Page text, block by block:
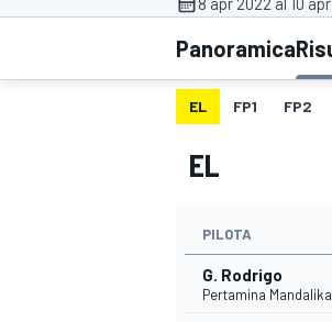
MOTOGP
WRC
Panoramica
EL FP1 FP2
EL
PILOTA
G. Rodrigo
Pertamina